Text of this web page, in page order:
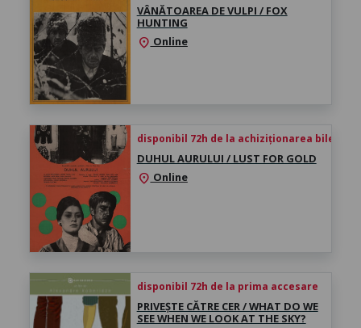
VÂNĂTOAREA DE VULPI / FOX
HUNTING
location_on Online
disponibil 72h de la achiziționarea biletului
DUHUL AURULUI / LUST FOR GOLD
location_on Online
disponibil 72h de la prima accesare
PRIVEȘTE CĂTRE CER / WHAT DO WE
SEE WHEN WE LOOK AT THE SKY?